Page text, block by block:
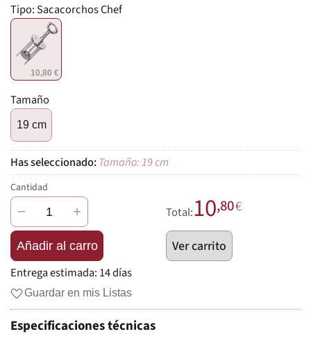
Tipo: Sacacorchos Chef
10,80 €
Tamaño
19 cm
Tamaño: 19 cm
Cantidad
− +
Añadir al carro
Total:10,80€
Ver carrito
Entrega estimada: 14 días
Guardar en mis Listas
Especificaciones técnicas